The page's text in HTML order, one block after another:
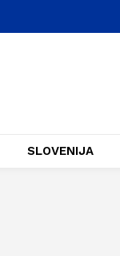
SLOVENIJA